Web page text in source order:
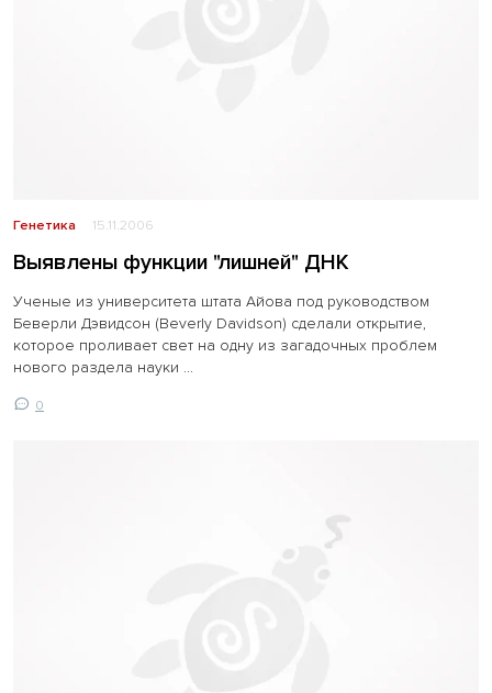
Генетика 15.11.2006
Выявлены функции "лишней" ДНК
Ученые из университета штата Айова под руководством
Беверли Дэвидсон (Beverly Davidson) сделали открытие,
которое проливает свет на одну из загадочных проблем
нового раздела науки ...
0